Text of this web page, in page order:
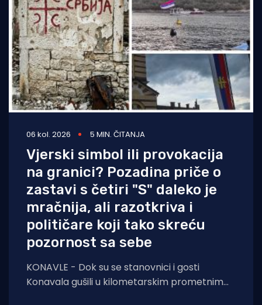
06 kol. 2026 5 MIN. ČITANJA
Vjerski simbol ili provokacija
na granici? Pozadina priče o
zastavi s četiri "S" daleko je
mračnija, ali razotkriva i
političare koji tako skreću
pozornost sa sebe
KONAVLE - Dok su se stanovnici i gosti
Konavala gušili u kilometarskim prometnim